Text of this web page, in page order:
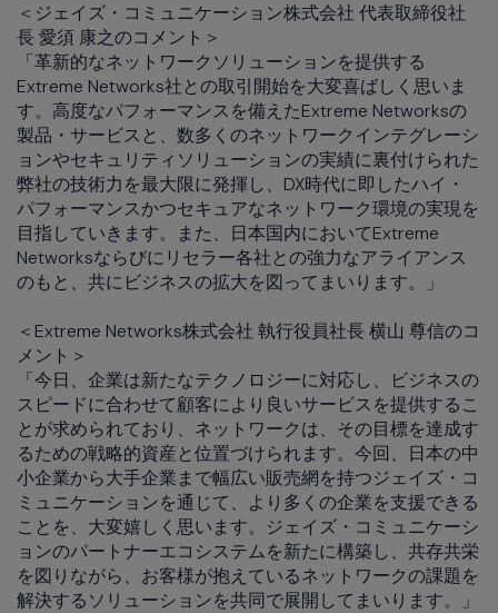
＜ジェイズ・コミュニケーション株式会社 代表取締役社
長 愛須 康之のコメント＞
「革新的なネットワークソリューションを提供する
Extreme Networks社との取引開始を大変喜ばしく思いま
す。高度なパフォーマンスを備えたExtreme Networksの
製品・サービスと、数多くのネットワークインテグレーシ
ョンやセキュリティソリューションの実績に裏付けられた
弊社の技術力を最大限に発揮し、DX時代に即したハイ・
パフォーマンスかつセキュアなネットワーク環境の実現を
目指していきます。また、日本国内においてExtreme
Networksならびにリセラー各社との強力なアライアンス
のもと、共にビジネスの拡大を図ってまいります。」
＜Extreme Networks株式会社 執行役員社長 横山 尊信のコ
メント＞
「今日、企業は新たなテクノロジーに対応し、ビジネスの
スピードに合わせて顧客により良いサービスを提供するこ
とが求められており、ネットワークは、その目標を達成す
るための戦略的資産と位置づけられます。今回、日本の中
小企業から大手企業まで幅広い販売網を持つジェイズ・コ
ミュニケーションを通じて、より多くの企業を支援できる
ことを、大変嬉しく思います。ジェイズ・コミュニケーシ
ョンのパートナーエコシステムを新たに構築し、共存共栄
を図りながら、お客様が抱えているネットワークの課題を
解決するソリューションを共同で展開してまいります。」